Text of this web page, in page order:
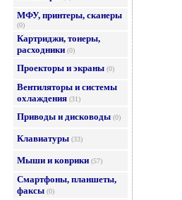
МФУ, принтеры, сканеры
(0)
Картриджи, тонеры,
расходники (0)
Проекторы и экраны (0)
Вентиляторы и системы
охлаждения (31)
Приводы и дисководы (0)
Клавиатуры (33)
Мыши и коврики (57)
Смартфоны, планшеты,
факсы (0)